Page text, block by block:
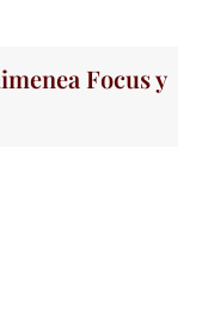
Focus y